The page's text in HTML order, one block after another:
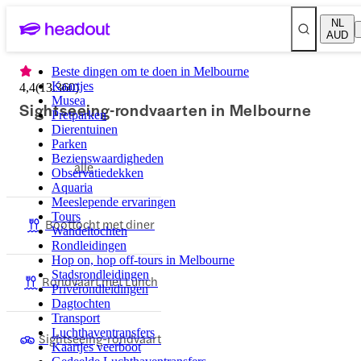
NL
AUD
Beste dingen om te doen in Melbourne
Kaartjes
Musea
Pretparken
Dierentuinen
Parken
Bezienswaardigheden
Observatiedekken
Aquaria
Meeslepende ervaringen
Tours
Wandeltochten
Rondleidingen
Hop on, hop off-tours in Melbourne
Stadsrondleidingen
Privérondleidingen
Dagtochten
Transport
Luchthaventransfers
Kaartjes veerboot
4,4(13.360)
Sightseeing-rondvaarten in Melbourne
alle
Boottocht met diner
Rondvaart met Lunch
Sightseeing-rondvaart